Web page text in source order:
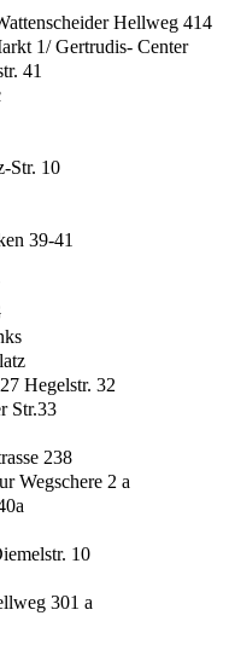
Hellweg 414
1/ Gertrudis- Center
41
Str. 10
39-41
Hegelstr. 32
Str.33
238
Wegschere 2 a
10
301 a